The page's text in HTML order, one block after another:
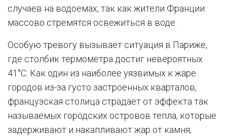
случаев на водоемах, так как жители Франции
массово стремятся освежиться в воде.
Особую тревогу вызывает ситуация в Париже,
где столбик термометра достиг невероятных
41°C. Как один из наиболее уязвимых к жаре
городов из-за густо застроенных кварталов,
французская столица страдает от эффекта так
называемых городских островов тепла, которые
задерживают и накапливают жар от камня,